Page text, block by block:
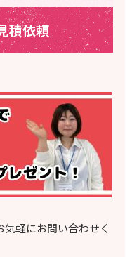
積依頼
軽にお問い合わせく